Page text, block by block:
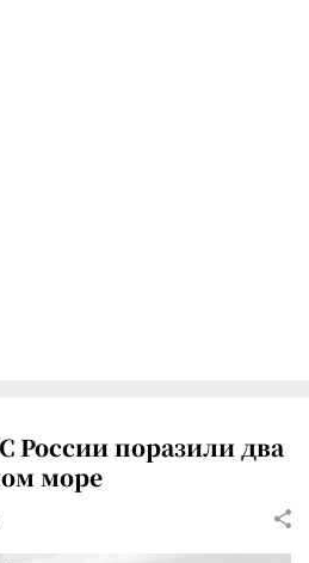
России поразили два
море